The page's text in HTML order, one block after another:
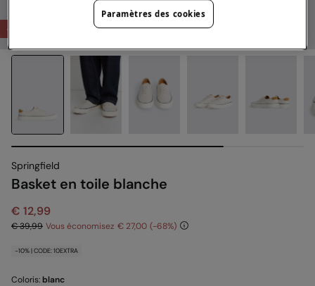
-68%
Springfield
Basket en toile blanche
€ 12,99
€ 39,99 Vous économisez € 27,00 68
-10% | CODE: 10EXTRA
Coloris:blanc
Paramètres des cookies